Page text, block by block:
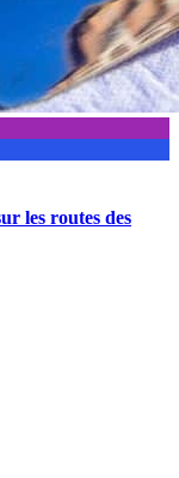
les routes des